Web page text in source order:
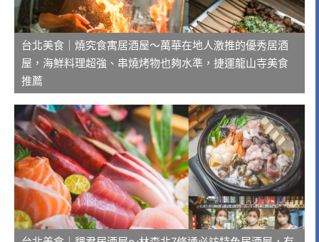
台北美食｜燒究食寓居酒屋～萬華在地人激推的優秀居酒
屋，海鮮料理超強、串燒烤物也夠水準，捷運龍山寺美食
推薦